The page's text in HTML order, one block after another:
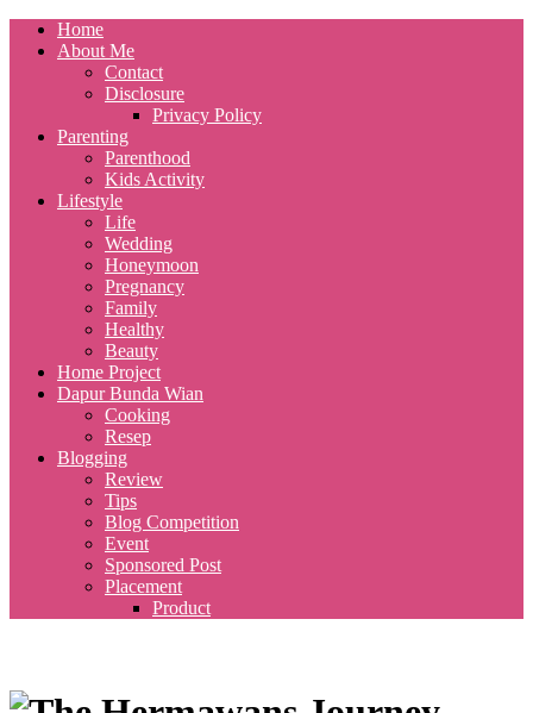
Home
About Me
Contact
Disclosure
Privacy Policy
Parenting
Parenthood
Kids Activity
Lifestyle
Life
Wedding
Honeymoon
Pregnancy
Family
Healthy
Beauty
Home Project
Dapur Bunda Wian
Cooking
Resep
Blogging
Review
Tips
Blog Competition
Event
Sponsored Post
Placement
Product